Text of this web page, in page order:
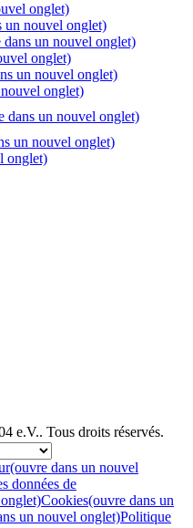
onglet)
un nouvel onglet)
dans un nouvel onglet)
onglet)
un nouvel onglet)
onglet)
dans un nouvel onglet)
un nouvel onglet)
onglet)
e.V.. Tous droits réservés.
(ouvre dans un nouvel
données de
Cookies(ouvre dans un
un nouvel onglet)Politique